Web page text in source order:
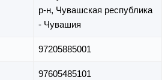
р-н, Чувашская республика
- Чувашия
97205885001
97605485101